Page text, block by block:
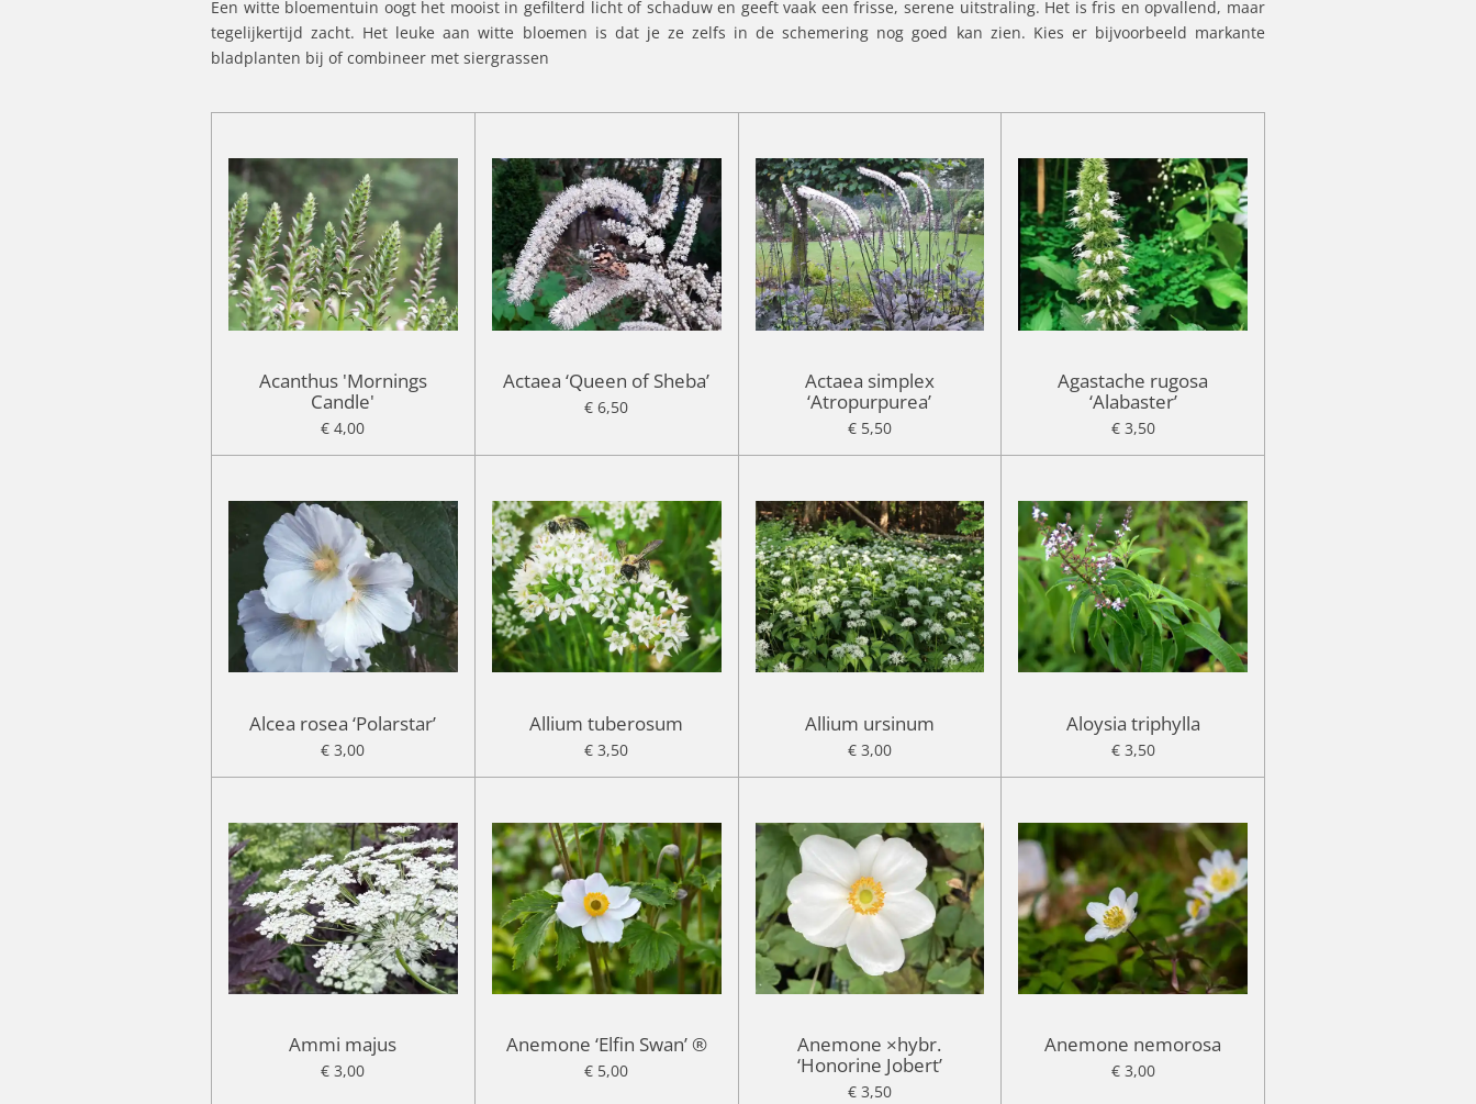
Een witte bloementuin oogt het mooist in gefilterd licht of schaduw en geeft vaak een frisse, serene uitstraling. Het is fris en opvallend, maar
tegelijkertijd zacht. Het leuke aan witte bloemen is dat je ze zelfs in de schemering nog goed kan zien. Kies er bijvoorbeeld markante
bladplanten bij of combineer met siergrassen
Acanthus 'Mornings
Candle'
€ 4,00
Actaea ‘Queen of Sheba’
€ 6,50
Actaea simplex
‘Atropurpurea’
€ 5,50
Agastache rugosa
‘Alabaster’
€ 3,50
Alcea rosea ‘Polarstar’
€ 3,00
Allium tuberosum
€ 3,50
Allium ursinum
€ 3,00
Aloysia triphylla
€ 3,50
Ammi majus
€ 3,00
Anemone ‘Elfin Swan’ ®
€ 5,00
Anemone ×hybr.
‘Honorine Jobert’
€ 3,50
Anemone nemorosa
€ 3,00